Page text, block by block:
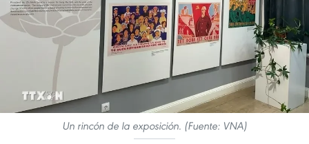
Un rincón de la exposición. (Fuente: VNA)